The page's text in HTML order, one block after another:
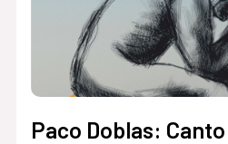
Paco Doblas: